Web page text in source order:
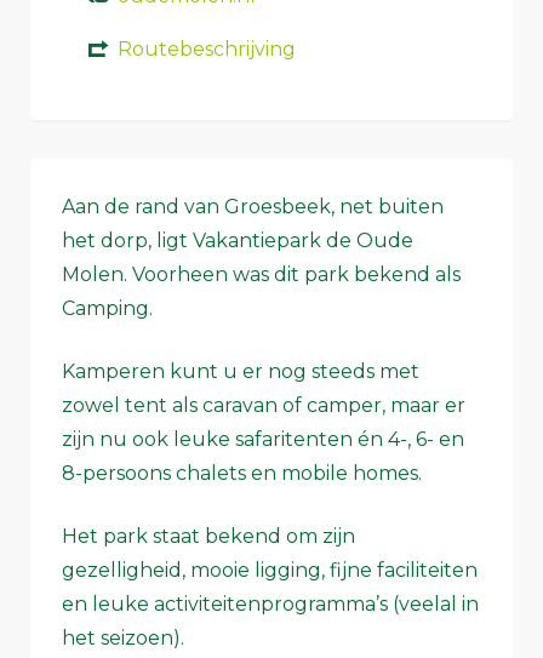
Routebeschrijving
Aan de rand van Groesbeek, net buiten
het dorp, ligt Vakantiepark de Oude
Molen. Voorheen was dit park bekend als
Camping.
Kamperen kunt u er nog steeds met
zowel tent als caravan of camper, maar er
zijn nu ook leuke safaritenten én 4-, 6- en
8-persoons chalets en mobile homes.
Het park staat bekend om zijn
gezelligheid, mooie ligging, fijne faciliteiten
en leuke activiteitenprogramma’s (veelal in
het seizoen).